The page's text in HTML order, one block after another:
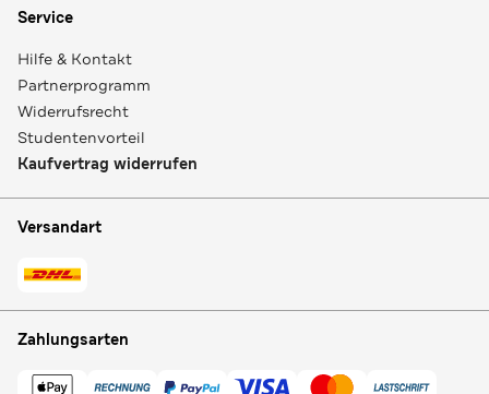
Service
Hilfe & Kontakt
Partnerprogramm
Widerrufsrecht
Studentenvorteil
Kaufvertrag widerrufen
Versandart
Zahlungsarten